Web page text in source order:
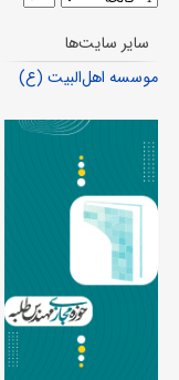
سایر سایت‌ها
موسسه اهل‌البیت (ع)